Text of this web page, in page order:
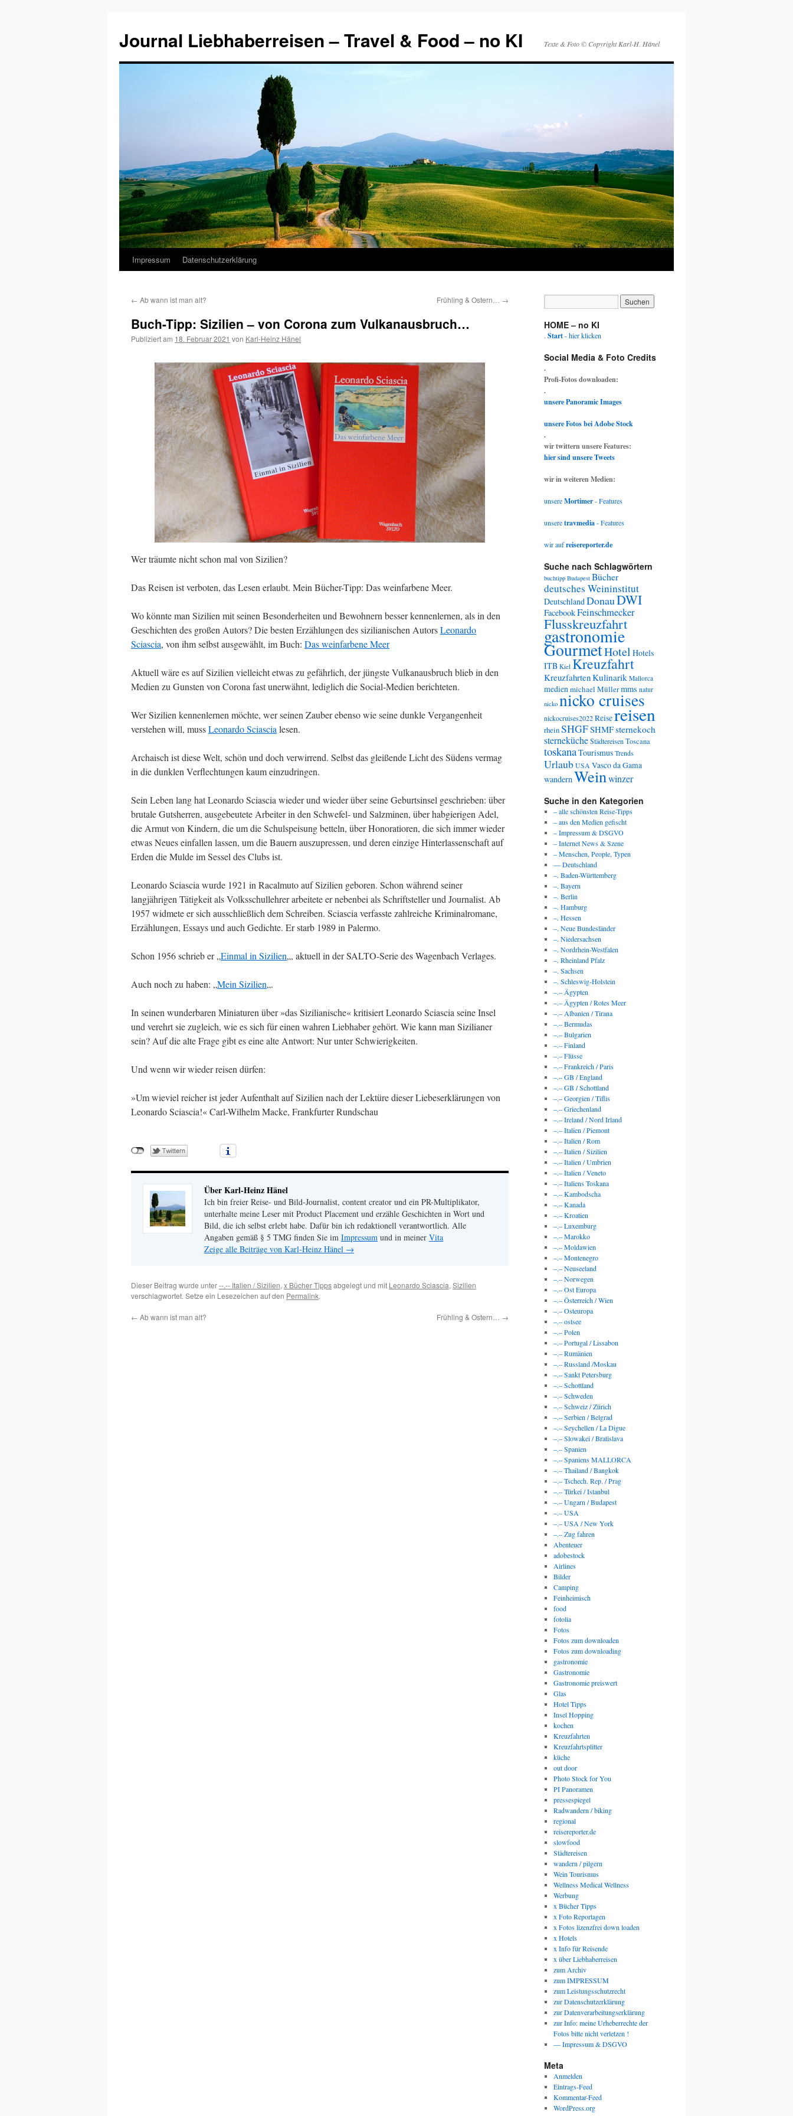
Journal Liebhaberreisen – Travel & Food – no KI Texte & Foto © Copyright Karl-H. Hänel
Zum
springen
Impressum Datenschutzerklärung
← Ab wann ist man alt? Frühling & Ostern… →
Buch-Tipp: Sizilien – von Corona zum Vulkanausbruch…
Publiziert am 18. Februar 2021 von Karl-Heinz Hänel
Wer träumte nicht schon mal von Sizilien?
Das Reisen ist verboten, das Lesen erlaubt. Mein Bücher-Tipp: Das weinfarbene Meer.
Wo könnte man Sizilien mit seinen Besonderheiten und Bewohnern besser kennenlernen, als in den
Geschichten des großen Autors? Die besten Erzählungen des sizilianischen AutorsLeonardo
Sciascia, von ihm selbst ausgewählt, im Buch: Das weinfarbene Meer
Aktuell wäre es auf Sizilien vielleicht etwas zu gefährlich, der jüngste Vulkanausbruch blieb in den
Medien zu Gunsten von Corona fast unerwähnt, lediglich die Social-Medien berichteten.
Wer Sizilien kennenlernen möchte, wer seinen Zauber ebenso wie seine dunkle Vergangenheit
verstehen will, mussLeonardo Sciascia lesen.
Archaisch ist diese Welt, schön und doch verwirrend. Selbst das gleißende Licht des Südens vermag
in die dunklen Verflechtungen kaum einzudringen.
Sein Leben lang hat Leonardo Sciascia wieder und wieder über seine Geburtsinsel geschrieben: über
brutale Gutsherren, ausgebeutete Arbeiter in den Schwefel- und Salzminen, über habgierigen Adel,
die Armut von Kindern, die um die Schulspeisung betteln, über Honoratioren, die sich immer wieder
etwas Neues einfallen lassen, um die Bauern auszupressen, und deren einzige Hinterlassenschaft auf
Erden die Mulde im Sessel des Clubs ist.
Leonardo Sciascia wurde 1921 in Racalmuto auf Sizilien geboren. Schon während seiner
langjährigen Tätigkeit als Volksschullehrer arbeitete er nebenbei als Schriftsteller und Journalist. Ab
1957 widmete er sich ausschließlich dem Schreiben. Sciascia verfasste zahlreiche Kriminalromane,
Erzählungen, Essays und auch Gedichte. Er starb 1989 in Palermo.
Schon 1956 schrieb er „Einmal in Sizilien„, aktuell in der SALTO-Serie des Wagenbach Verlages.
Auch noch zu haben: „Mein Sizilien„.
In seinen wunderbaren Miniaturen über »das Sizilianische« kritisiert Leonardo Sciascia seine Insel
und verehrt sie zugleich, wie es sich für einen wahren Liebhaber gehört. Wie kann man Sizilianer
sein? Auf die alte Frage gibt es eine alte Antwort: Nur unter Schwierigkeiten.
Und wenn wir wieder reisen dürfen:
»Um wieviel reicher ist jeder Aufenthalt auf Sizilien nach der Lektüre dieser Liebeserklärungen von
Leonardo Sciascia!« Carl-Wilhelm Macke, Frankfurter Rundschau
Über Karl-Heinz Hänel
Ich bin freier Reise- und Bild-Journalist, content creator und ein PR-Multiplikator,
unterhalte meine Leser mit Product Placement und erzähle Geschichten in Wort und
Bild, die ich selbst erlebt habe. Dafür bin ich redaktionell verantwortlich. Alle
Angaben gemäß § 5 TMG finden Sie im Impressum und in meiner Vita
Zeige alle Beiträge von Karl-Heinz Hänel →
Dieser Beitrag wurde unter--.-- Italien / Sizilien, x Bücher Tippsabgelegt und mit Leonardo Sciascia, Sizilien
verschlagwortet. Setze ein Lesezeichen auf den Permalink.
← Ab wann ist man alt? Frühling & Ostern… →
HOME – no KI
. Start- hier klicken
Social Media & Foto Credits
.
Profi-Fotos downloaden:
.
unsere Panoramic Images
unsere Fotos bei Adobe Stock
.
wir twittern unsere Features:
hier sind unsere Tweets
wir in weiteren Medien:
unsereMortimer- Features
unseretravmedia- Features
wir aufreisereporter.de
Suche nach Schlagwörtern
buchtipp Budapest Bücher
deutsches Weininstitut
DeutschlandDonauDWI
FacebookFeinschmecker
Flusskreuzfahrt
gastronomie
GourmetHotel Hotels
ITB Kiel Kreuzfahrt
KreuzfahrtenKulinarik Mallorca
medienmichael Müllermms natur
nicko nicko cruises
nickocruises2022Reisereisen
rheinSHGFSHMFsternekoch
sternekücheStädtereisenToscana
toskanaTourismus Trends
Urlaub USA Vasco da Gama
wandernWeinwinzer
Suche in den Kategorien
– alle schönsten Reise-Tipps
– aus den Medien gefischt
– Impressum & DSGVO
– Internet News & Szene
– Menschen, People, Typen
— Deutschland
–. Baden-Württemberg
–. Bayern
–. Berlin
–. Hamburg
–. Hessen
–. Neue Bundesländer
–. Niedersachsen
–. Nordrhein-Westfalen
–. Rheinland Pfalz
–. Sachsen
–. Schleswig-Holstein
–.– Ägypten
–.– Ägypten / Rotes Meer
–.– Albanien / Tirana
–.– Bermudas
–.– Bulgarien
–.– Finland
–.– Flüsse
–.– Frankreich / Paris
–.– GB / England
–.– GB / Schottland
–.– Georgien / Tiflis
–.– Griechenland
–.– Ireland / Nord Irland
–.– Italien / Piemont
–.– Italien / Rom
–.– Italien / Sizilien
–.– Italien / Umbrien
–.– Italien / Veneto
–.– Italiens Toskana
–.– Kambodscha
–.– Kanada
–.– Kroatien
–.– Luxemburg
–.– Marokko
–.– Moldawien
–.– Montenegro
–.– Neuseeland
–.– Norwegen
–.– Ost Europa
–.– Österreich / Wien
–.– Osteuropa
–.– ostsee
–.– Polen
–.– Portugal / Lissabon
–.– Rumänien
–.– Russland /Moskau
–.– Sankt Petersburg
–.– Schottland
–.– Schweden
–.– Schweiz / Zürich
–.– Serbien / Belgrad
–.– Seychellen / La Digue
–.– Slowakei / Bratislava
–.– Spanien
–.– Spaniens MALLORCA
–.– Thailand / Bangkok
–.– Tschech. Rep. / Prag
–.– Türkei / Istanbul
–.– Ungarn / Budapest
–.– USA
–.– USA / New York
–.– Zug fahren
Abenteuer
adobestock
Airlines
Bilder
Camping
Feinheimisch
food
fotolia
Fotos
Fotos zum downloaden
Fotos zum downloading
gastronomie
Gastronomie
Gastronomie preiswert
Glas
Hotel Tipps
Insel Hopping
kochen
Kreuzfahrten
Kreuzfahrtsplitter
küche
out door
Photo Stock for You
PI Panoramen
pressespiegel
Radwandern / biking
regional
reisereporter.de
slowfood
Städtereisen
wandern / pilgern
Wein Tourismus
Wellness Medical Wellness
Werbung
x Bücher Tipps
x Foto Reportagen
x Fotos lizenzfrei down loaden
x Hotels
x Info für Reisende
x über Liebhaberreisen
zum Archiv
zum IMPRESSUM
zum Leistungsschutzrecht
zur Datenschutzerklärung
zur Datenverarbeitungserklärung
zur Info: meine Urheberrechte der
Fotos bitte nicht verletzen !
— Impressum & DSGVO
Meta
Anmelden
Eintrags-Feed
Kommentar-Feed
WordPress.org